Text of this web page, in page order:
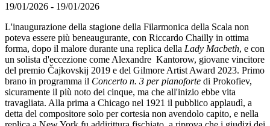
19/01/2026 - 19/01/2026
L'inaugurazione della stagione della Filarmonica della Scala non
poteva essere più beneaugurante, con Riccardo Chailly in ottima
forma, dopo il malore durante una replica della Lady Macbeth, e con
un solista d'eccezione come Alexandre Kantorow, giovane vincitore
del premio Čajkovskij 2019 e del Gilmore Artist Award 2023. Primo
brano in programma il Concerto n. 3 per pianoforte di Prokofiev,
sicuramente il più noto dei cinque, ma che all'inizio ebbe vita
travagliata. Alla prima a Chicago nel 1921 il pubblico applaudì, a
detta del compositore solo per cortesia non avendolo capito, e nella